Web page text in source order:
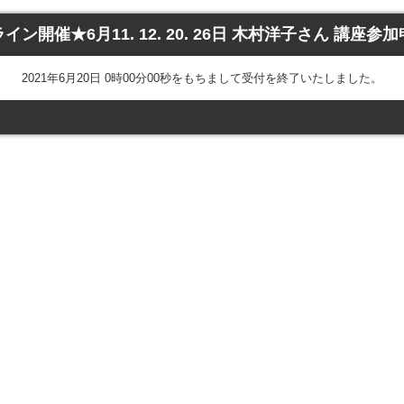
ン開催★6月11. 12. 20. 26日 木村洋子さん 講座参加
2021年6月20日 0時00分00秒をもちまして受付を終了いたしました。